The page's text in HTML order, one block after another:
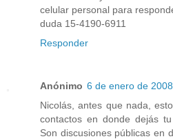
celular personal para
duda 15-4190-6911
Responder
Anónimo 6 de enero de
Nicolás, antes que nada,
contactos en donde dejás
Son discusiones públicas en